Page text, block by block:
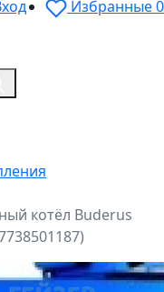
Избранные0
котёл Buderus